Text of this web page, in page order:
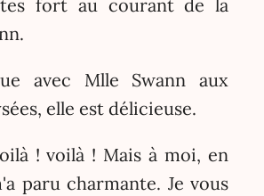
fort au courant de la
avec Mlle Swann aux
elle est délicieuse.
! voilà ! Mais à moi, en
paru charmante. Je vous